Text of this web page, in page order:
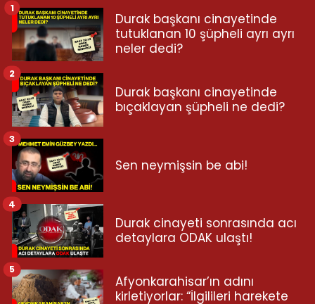
Durak başkanı cinayetinde
tutuklanan 10 şüpheli ayrı ayrı
neler dedi?
1
Durak başkanı cinayetinde
bıçaklayan şüpheli ne dedi?
2
Sen neymişsin be abi!
3
Durak cinayeti sonrasında acı
detaylara ODAK ulaştı!
4
Afyonkarahisar’ın adını
kirletiyorlar: “İlgilileri harekete
5